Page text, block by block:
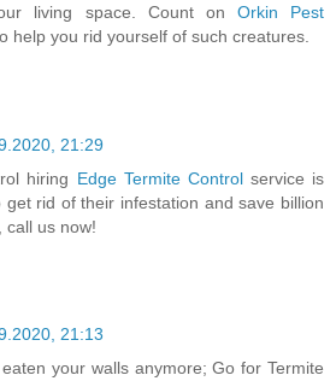
living space. Count on Orkin Pest
help you rid yourself of such creatures.
21:29
hiring Edge Termite Controlservice is
rid of their infestation and save billion
call us now!
21:13
eaten your walls anymore; Go for Termite